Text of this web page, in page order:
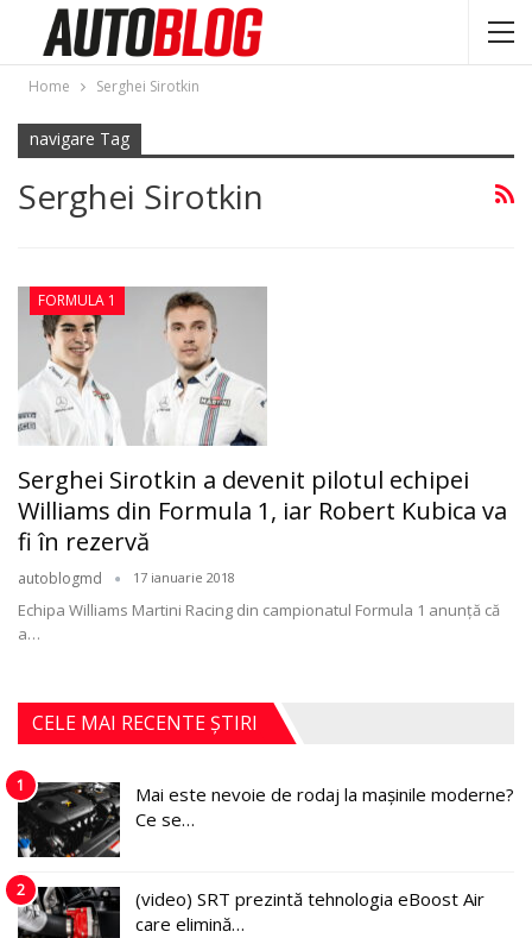
Home Serghei Sirotkin
navigare Tag
Serghei Sirotkin
FORMULA 1
Serghei Sirotkin a devenit pilotul echipei
Williams din Formula 1, iar Robert Kubica va
fi în rezervă
autoblogmd 17 ianuarie 2018
Echipa Williams Martini Racing din campionatul Formula 1 anunţă că
a…
CELE MAI RECENTE ȘTIRI
1
Mai este nevoie de rodaj la mașinile moderne?
Ce se…
2
(video) SRT prezintă tehnologia eBoost Air
care elimină…